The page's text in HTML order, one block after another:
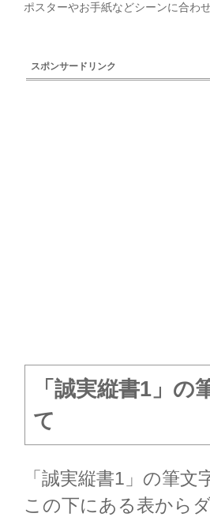
ポスターやお手紙などシーンに合わ
スポンサードリンク
「誠実縦書1」
て
「誠実縦書1」の筆
この下にある表から